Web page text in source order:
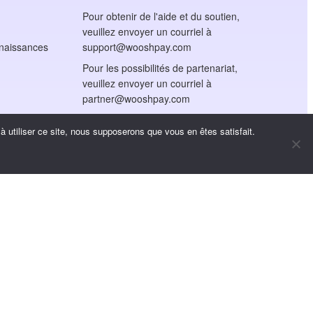
Pour obtenir de l'aide et du soutien,
veuillez envoyer un courriel à
support@wooshpay.com
Pour les possibilités de partenariat,
veuillez envoyer un courriel à
partner@wooshpay.com
renseignements des médias,
utiliser ce site, nous supposerons que vous en êtes satisfait.